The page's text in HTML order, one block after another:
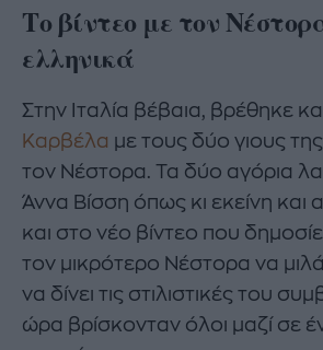
Το βίντεο με τον
ελληνικά
Στην Ιταλία βέβαια, βρέθηκε
Καρβέλα με τους δύο γιους
τον Νέστορα. Τα δύο αγόρια
Άννα Βίσση όπως κι εκείνη και
και στο νέο βίντεο που
τον μικρότερο Νέστορα να
να δίνει τις στιλιστικές του
ώρα βρίσκονταν όλοι μαζί σε